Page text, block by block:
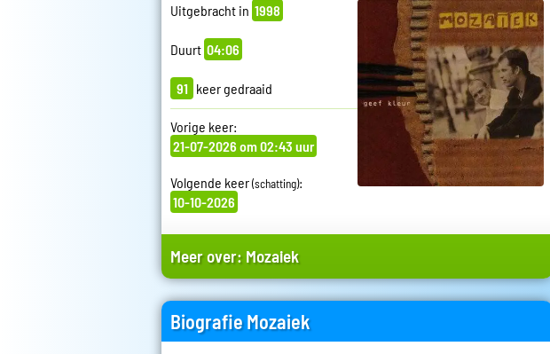
Uitgebracht in 1998
Duurt 04:06
91 keer gedraaid
Vorige keer:
21-07-2026 om 02:43 uur
Volgende keer(schatting):
10-10-2026
Meer over: Mozaiek
Biografie Mozaiek